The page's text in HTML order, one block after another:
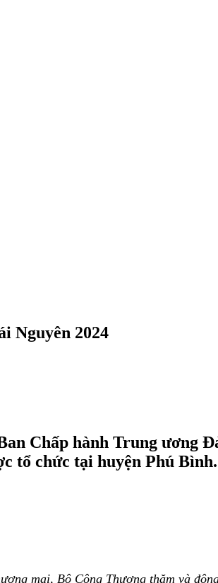
Nguyên 2024
Chấp hành Trung ương
tổ chức tại huyện Phú Bình.
mại, Bộ Công Thương thăm và